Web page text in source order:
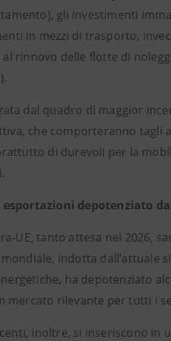
gli investimenti
in mezzi di trasporto,
rinnovo delle flotte di
dal quadro di maggior
che comporteranno tagli
di durevoli per la
depotenziato
UE, tanto attesa nel 2026,
indotta
ha depotenziato
mercato rilevante per tutti i
inoltre, si inseriscono in